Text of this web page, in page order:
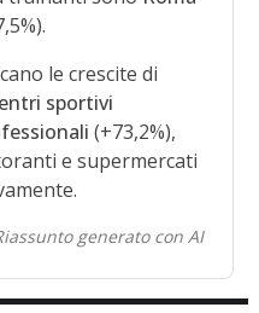
le crescite di
sportivi
(+73,2%),
e supermercati
generato con AI